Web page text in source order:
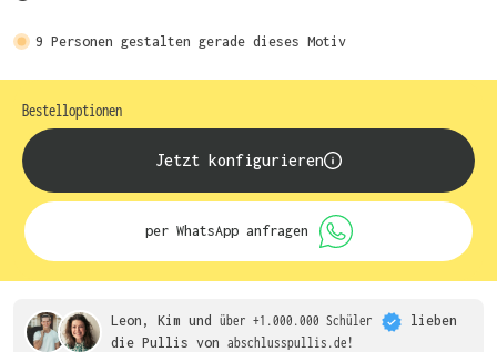
9 Personen gestalten gerade dieses Motiv
Bestelloptionen
Jetzt konfigurieren
per WhatsApp anfragen
Leon, Kim und über +1.000.000 Schüler
lieben
die Pullis von abschlusspullis.de!